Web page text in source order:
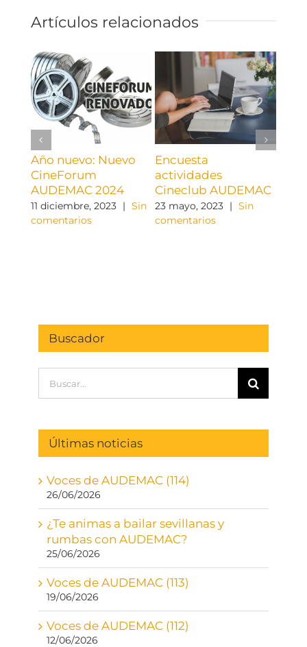
Artículos relacionados
Año nuevo: Nuevo
CineForum
AUDEMAC 2024
11 diciembre, 2023 | Sin
comentarios
Encuesta
actividades
Cineclub AUDEMAC
23 mayo, 2023 | Sin
comentarios
Buscador
Últimas noticias
Voces de AUDEMAC (114)
26/06/2026
¿Te animas a bailar sevillanas y
rumbas con AUDEMAC?
25/06/2026
Voces de AUDEMAC (113)
19/06/2026
Voces de AUDEMAC (112)
12/06/2026